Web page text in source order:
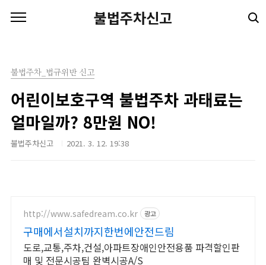
불법주차신고
불법주차_법규위반 신고
어린이보호구역 불법주차 과태료는
얼마일까? 8만원 NO!
불법주차신고 2021. 3. 12. 19:38
http://www.safedream.co.kr 광고
구매에서설치까지한번에안전드림
도로,교통,주차,건설,아파트장애인안전용품 파격할인판
매 및 전문시공팀 완벽시공A/S